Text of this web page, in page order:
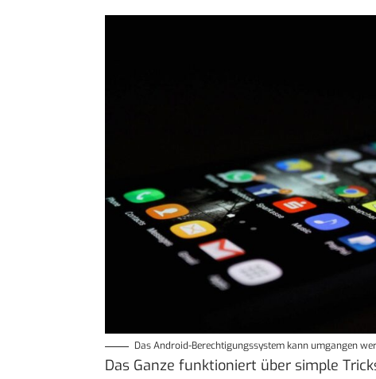
Das Android-Berechtigungssystem kann umgangen
Das Ganze funktioniert über simple